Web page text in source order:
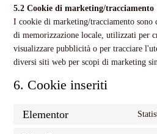
5.2 Cookie di marketing/tracciamento
I cookie di marketing/tracciamento sono
di memorizzazione locale, utilizzati per
visualizzare pubblicità o per tracciare
diversi siti web per scopi di marketing
6. Cookie inseriti
Elementor